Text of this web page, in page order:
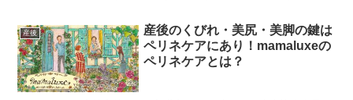
産後
産後のくびれ・美尻・美脚の鍵は
ペリネケアにあり！mamaluxeの
ペリネケアとは？